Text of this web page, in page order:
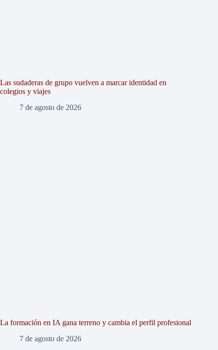
Las sudaderas de grupo vuelven a marcar identidad en
colegios y viajes
7 de agosto de 2026
La formación en IA gana terreno y cambia el perfil profesional
7 de agosto de 2026